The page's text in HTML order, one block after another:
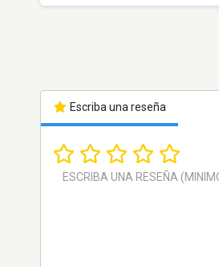
Escriba una reseña